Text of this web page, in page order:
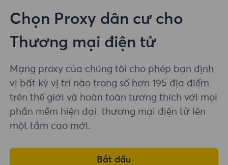
Chọn Proxy dân cư cho
Thương mại điện tử
Mạng proxy của chúng tôi cho phép bạn định
vị bất kỳ vị trí nào trong số hơn 195 địa điểm
trên thế giới và hoàn toàn tương thích với mọi
phần mềm hiện đại. thương mại điện tử lên
một tầm cao mới.
Bắt đầu